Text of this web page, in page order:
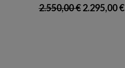
2.550,00 €2.295,00 €